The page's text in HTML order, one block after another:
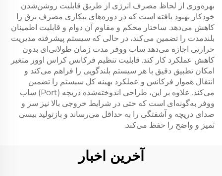
بهره‌وری از لحاظ مصرف انرژی از طریق قابلیت روشن‌شدن
خودکار بهبود یافته است که در دوره‌های بیکاری مصرف برق را
کاهش می‌دهد. ساختار محکم و مقاوم آن دوام و قابلیت اطمینان
بلندمدت را تضمین می‌کند، در حالی که سیستم پیشرفته مدیریت
حرارتی اجازه می‌دهد ساب ووفر مدت زمان طولانی‌ای بدون
کاهش عملکرد کار کند. قابلیت تنظیم فرکانس کراس اوور متغیر
امکان تطبیق دقیق با هر سیستم بلندگویی را فراهم می‌کند و
انتقال هموار فرکانس و عملکرد بهینه کل سیستم را تضمین
می‌کند. علاوه بر این، طراحی اندوخته‌شده دریچه (Port) ساب
ووفر به‌گونه‌ای است که حتی در شرایط خروجی بالا نیز سر و
صدای دریچه و آشفتگی را به حداقل می‌رساند و بازتولید بیسی
تمیز و واضح را حفظ می‌کند.
آخرین اخبار